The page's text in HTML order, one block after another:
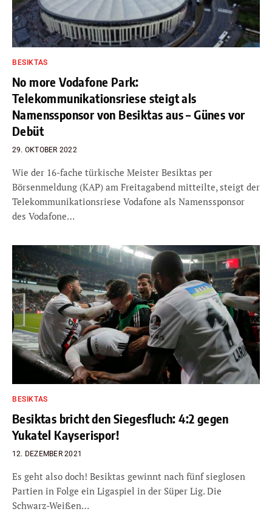
BESIKTAS
No more Vodafone Park:
Telekommunikationsriese steigt als
Namenssponsor von Besiktas aus – Günes vor
Debüt
29. OKTOBER 2022
Wie der 16-fache türkische Meister Besiktas per
Börsenmeldung (KAP) am Freitagabend mitteilte, steigt der
Telekommunikationsriese Vodafone als Namenssponsor
des Vodafone…
BESIKTAS
Besiktas bricht den Siegesfluch: 4:2 gegen
Yukatel Kayserispor!
12. DEZEMBER 2021
Es geht also doch! Besiktas gewinnt nach fünf sieglosen
Partien in Folge ein Ligaspiel in der Süper Lig. Die
Schwarz-Weißen…